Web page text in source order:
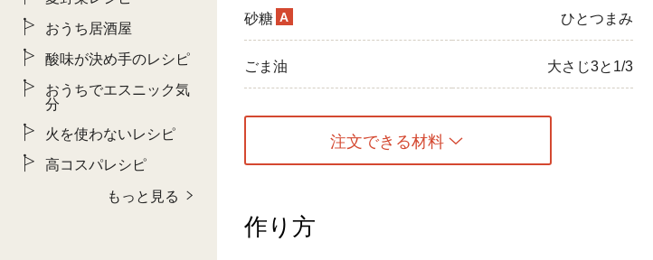
砂糖 A ひとつまみ
ごま油 大さじ3と1/3
注文できる材料
作り方
おうち居酒屋
酸味が決め手のレシピ
おうちでエスニック気
分
火を使わないレシピ
高コスパレシピ
もっと見る